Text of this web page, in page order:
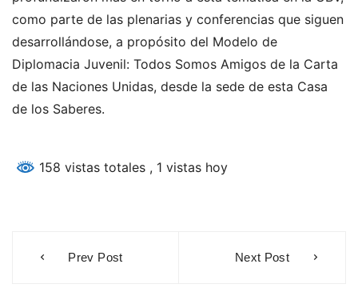
como parte de las plenarias y conferencias que siguen
desarrollándose, a propósito del Modelo de
Diplomacia Juvenil: Todos Somos Amigos de la Carta
de las Naciones Unidas, desde la sede de esta Casa
de los Saberes.
158 vistas totales , 1 vistas hoy
Prev Post Next Post